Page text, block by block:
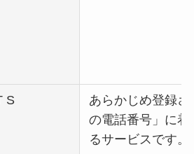
S
あらかじめ登録さ
の電話番号」に着
るサービスです。